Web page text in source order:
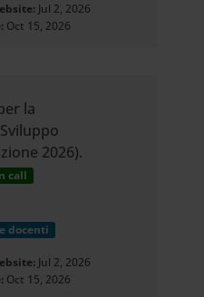
Jul 2, 2026
Oct 15, 2026
la
2026).
call
docenti
Jul 2, 2026
Oct 15, 2026